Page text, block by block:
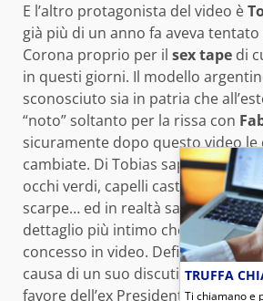
E l’altro protagonista del video è
già più di un anno fa aveva
Corona proprio per il sex tape di
in questi giorni. Il modello
sconosciuto sia in patria che
“noto” soltanto per la rissa con
sicuramente dopo questo video le
cambiate. Di Tobias sappiamo che
occhi verdi, capelli castani, porta
scarpe… ed in realtà sappiamo
dettaglio più intimo che lui ci ha
concesso in video. Definito un
causa di un suo discutibile
favore dell’ex Presidente USA,
TRUFFA
Ti chiamano e